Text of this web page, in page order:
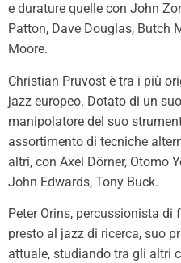
e durature quelle con John
Patton, Dave Douglas, Butch
Moore.
Christian Pruvost è tra i più
jazz europeo. Dotato di un
manipolatore del suo
assortimento di tecniche
altri, con Axel Dörner, Otomo
John Edwards, Tony Buck.
Peter Orins, percussionista
presto al jazz di ricerca, suo
attuale, studiando tra gli altri